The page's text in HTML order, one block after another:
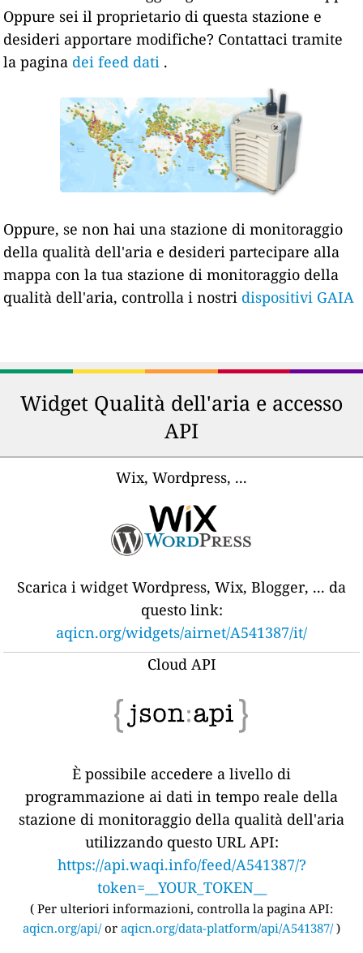
Oppure sei il proprietario di questa stazione e
desideri apportare modifiche? Contattaci tramite
la pagina dei feed dati .
Oppure, se non hai una stazione di monitoraggio
della qualità dell'aria e desideri partecipare alla
mappa con la tua stazione di monitoraggio della
qualità dell'aria, controlla i nostri dispositivi GAIA
Widget Qualità dell'aria e accesso
API
Wix, Wordpress, ...
Scarica i widget Wordpress, Wix, Blogger, ... da
questo link:
aqicn.org/widgets/airnet/A541387/it/
Cloud API
È possibile accedere a livello di
programmazione ai dati in tempo reale della
stazione di monitoraggio della qualità dell'aria
utilizzando questo URL API:
https://api.waqi.info/feed/A541387/?
token=__YOUR_TOKEN__
( Per ulteriori informazioni, controlla la pagina API:
aqicn.org/api/or aqicn.org/data-platform/api/A541387/)